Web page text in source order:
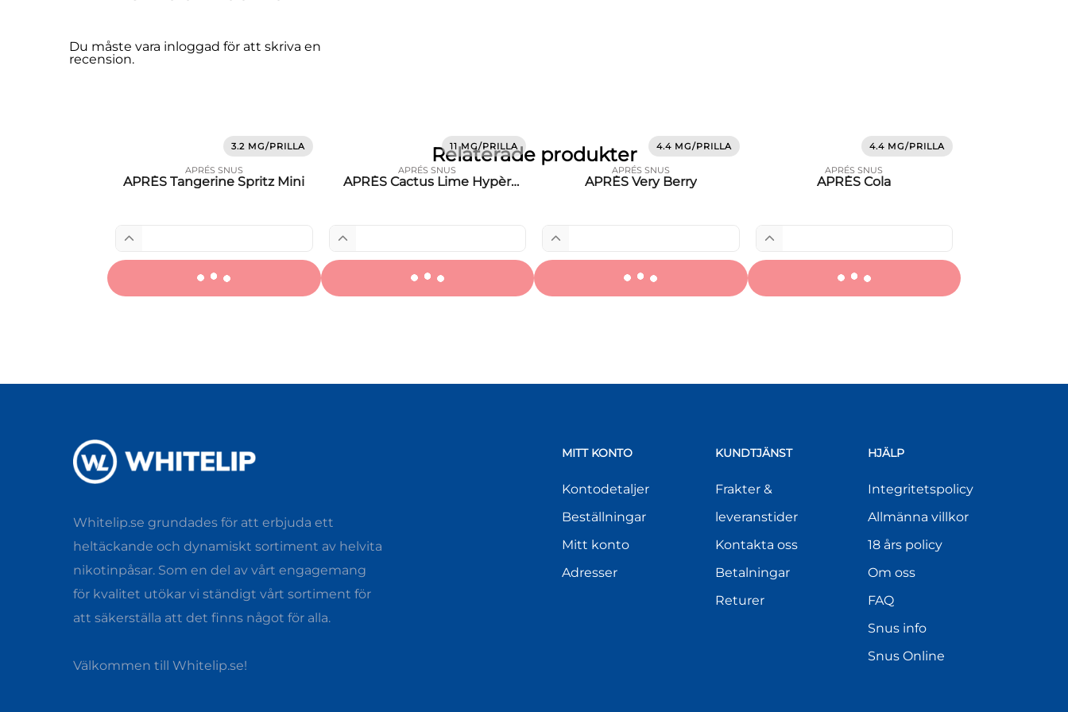
Du måste vara inloggad för att skriva en
recension.
Relaterade produkter
3.2 MG/PRILLA
APRÉS SNUS
APRÈS Tangerine Spritz Mini
11 MG/PRILLA
APRÉS SNUS
APRÈS Cactus Lime Hypèr
4.4 MG/PRILLA
APRÉS SNUS
APRÈS Very Berry
4.4 MG/PRILLA
APRÉS SNUS
APRÈS Cola
Whitelip.se grundades för att erbjuda ett
heltäckande och dynamiskt sortiment av helvita
nikotinpåsar. Som en del av vårt engagemang
för kvalitet utökar vi ständigt vårt sortiment för
att säkerställa att det finns något för alla.
Välkommen till Whitelip.se!
MITT KONTO
Kontodetaljer
Beställningar
Mitt konto
Adresser
KUNDTJÄNST
Frakter &
leveranstider
Kontakta oss
Betalningar
Returer
HJÄLP
Integritetspolicy
Allmänna villkor
18 års policy
Om oss
FAQ
Snus info
Snus Online